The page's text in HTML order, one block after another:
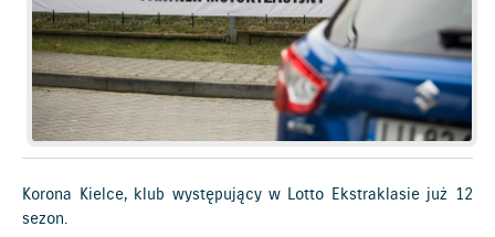
Korona Kielce, klub występujący w Lotto Ekstraklasie już 12
sezon.